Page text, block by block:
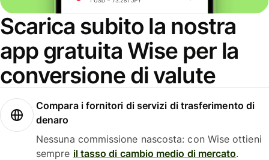
Scarica subito la nostra
app gratuita Wise per la
conversione di valute
Compara i fornitori di servizi di trasferimento di
denaro
Nessuna commissione nascosta: con Wise ottieni
sempre il tasso di cambio medio di mercato.